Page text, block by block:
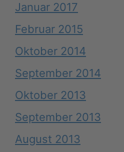
Januar 2017
Februar 2015
Oktober 2014
September 2014
Oktober 2013
September 2013
August 2013